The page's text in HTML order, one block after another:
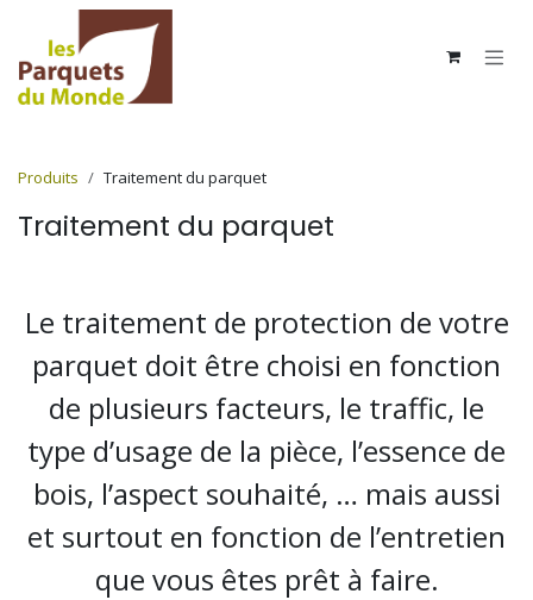
Se rendre au contenu
Produits Traitement du parquet
Traitement du parquet
Le traitement de protection de votre
parquet doit être choisi en fonction
de plusieurs facteurs, le traffic, le
type d’usage de la pièce, l’essence de
bois, l’aspect souhaité, … mais aussi
et surtout en fonction de l’entretien
que vous êtes prêt à faire.